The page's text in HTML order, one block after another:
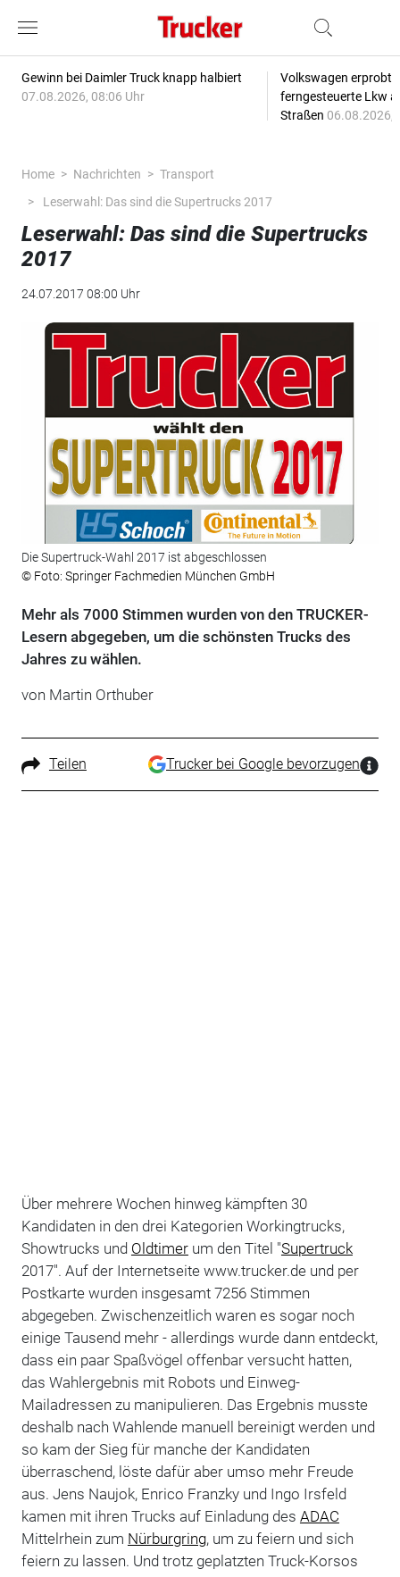
Gewinn bei Daimler Truck knapp halbiert
07.08.2026, 08:06 Uhr
Volkswagen erprobt
ferngesteuerte Lkw
Straßen 06.08.2026,
Home Nachrichten
Transport
Leserwahl: Das sind die Supertrucks 2017
Leserwahl: Das sind die Supertrucks
2017
24.07.2017 08:00 Uhr
Die Supertruck-Wahl 2017 ist abgeschlossen
© Foto: Springer Fachmedien München GmbH
Mehr als 7000 Stimmen wurden von den TRUCKER-
Lesern abgegeben, um die schönsten Trucks des
Jahres zu wählen.
von Martin Orthuber
Teilen Trucker bei Google bevorzugen
Über mehrere Wochen hinweg kämpften 30
Kandidaten in den drei Kategorien Workingtrucks,
Showtrucks und Oldtimerum den Titel "Supertruck
2017". Auf der Internetseite www.trucker.de und per
Postkarte wurden insgesamt 7256 Stimmen
abgegeben. Zwischenzeitlich waren es sogar noch
einige Tausend mehr - allerdings wurde dann entdeckt,
dass ein paar Spaßvögel offenbar versucht hatten,
das Wahlergebnis mit Robots und Einweg-
Mailadressen zu manipulieren. Das Ergebnis musste
deshalb nach Wahlende manuell bereinigt werden und
so kam der Sieg für manche der Kandidaten
überraschend, löste dafür aber umso mehr Freude
aus. Jens Naujok, Enrico Franzky und Ingo Irsfeld
kamen mit ihren Trucks auf Einladung des ADAC
Mittelrhein zum Nürburgring, um zu feiern und sich
feiern zu lassen. Und trotz geplatzten Truck-Korsos